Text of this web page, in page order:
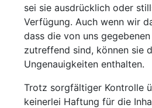
sei sie ausdrücklich oder
Verfügung. Auch wenn wir
dass die von uns
zutreffend sind, können sie
Ungenauigkeiten enthalten.
Trotz sorgfältiger Kontrolle
keinerlei Haftung für die